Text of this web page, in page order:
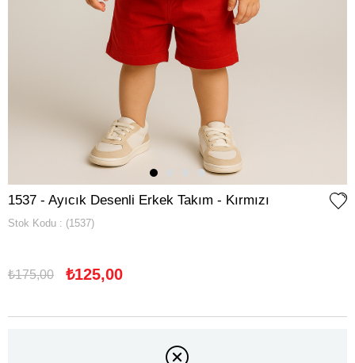
1537 - Ayıcık Desenli Erkek Takım - Kırmızı
Stok Kodu (1537)
₺175,00 ₺125,00